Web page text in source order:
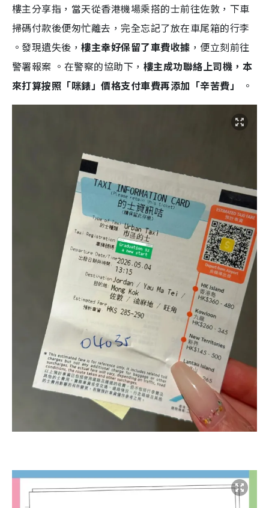
樓主分享指，當天從香港機場乘搭的士前往佐敦，下車
掃碼付款後便匆忙離去，完全忘記了放在車尾箱的行李
。發現遺失後，樓主幸好保留了車費收據 ，便立刻前往
警署報案 。在警察的協助下， 樓主成功聯絡上司機，本
來打算按照「咪錶」價格支付車費再添加「辛苦費」
。